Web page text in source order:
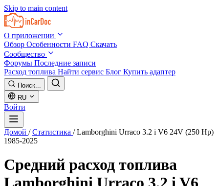
Skip to main content
О приложении
Обзор Особенности FAQ Скачать
Сообщество
Форумы Последние записи
Расход топлива Найти сервис Блог Купить адаптер
Поиск...
RU
Войти
Домой / Статистика / Lamborghini Urraco 3.2 i V6 24V (250 Hp)
1985-2025
Средний расход топлива